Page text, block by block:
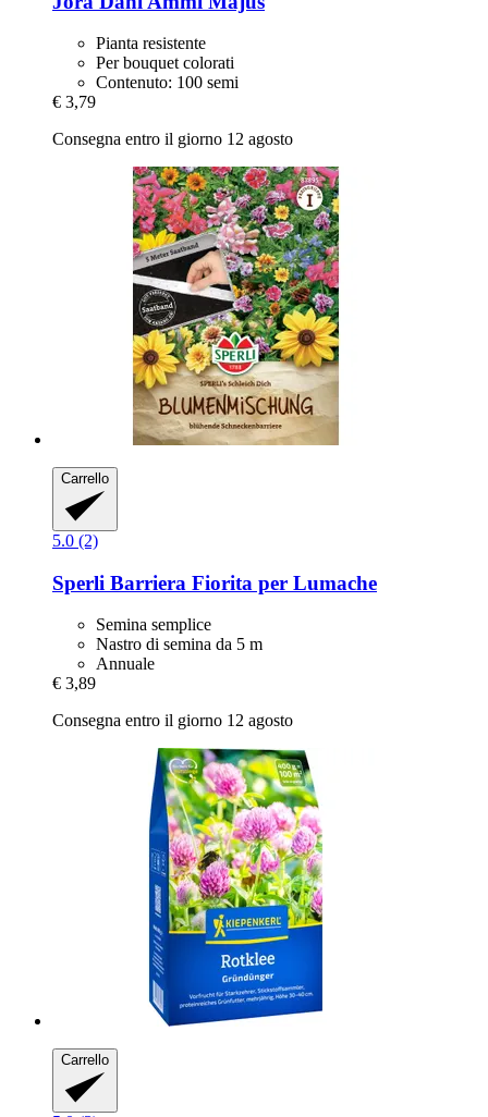
Pianta resistente
Per bouquet colorati
Contenuto: 100 semi
€ 3,79
Consegna entro il giorno 12 agosto
Carrello
5.0 (2)
Sperli Barriera Fiorita per Lumache
Semina semplice
Nastro di semina da 5 m
Annuale
€ 3,89
Consegna entro il giorno 12 agosto
Carrello